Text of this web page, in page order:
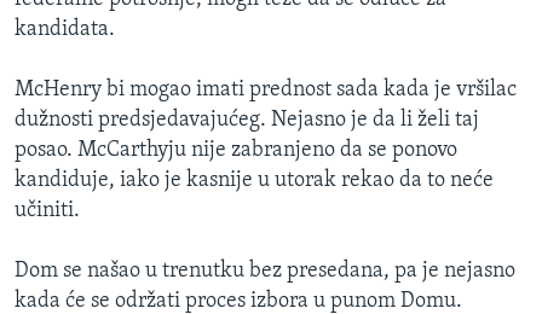
kandidata.
McHenry bi mogao imati prednost sada kada je vršilac
dužnosti predsjedavajućeg. Nejasno je da li želi taj
posao. McCarthyju nije zabranjeno da se ponovo
kandiduje, iako je kasnije u utorak rekao da to neće
učiniti.
Dom se našao u trenutku bez presedana, pa je nejasno
kada će se održati proces izbora u punom Domu.